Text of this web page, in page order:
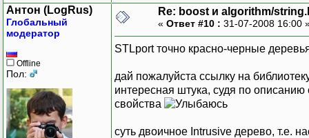
Антон (LogRus)
Глобальный
модератор
Offline
Пол:
Re: boost и algorithm/
« Ответ #10 : 31-07-2008 16:00
STLport точно красно-черные
дай пожалуйста ссылку на
интересная штука, судя по
свойства
суть двоичное Intrusive дерево, т.е.